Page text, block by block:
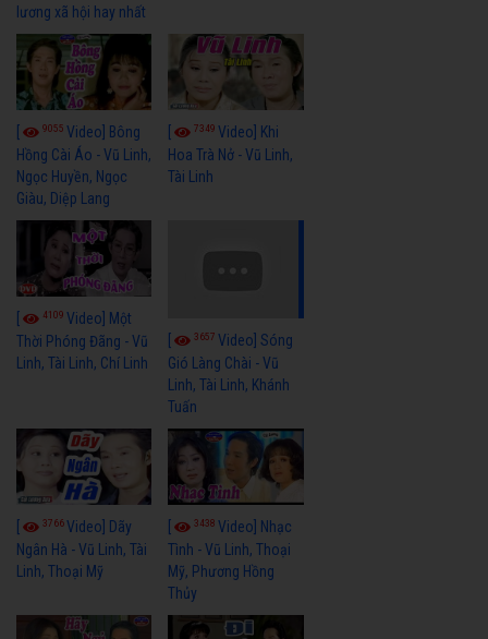
lương xã hội hay nhất
9055 Video] Bông
Hồng Cài Áo - Vũ Linh,
Ngọc Huyền, Ngọc
Giàu, Diệp Lang
7349Video] Khi
Hoa Trà Nở - Vũ Linh,
Tài Linh
4109 Video] Một
Thời Phóng Đãng - Vũ
Linh, Tài Linh, Chí Linh
3657Video] Sóng
Gió Làng Chài - Vũ
Linh, Tài Linh, Khánh
Tuấn
3766Video] Dãy
Ngân Hà - Vũ Linh, Tài
Linh, Thoại Mỹ
3438Video] Nhạc
Tình - Vũ Linh, Thoại
Mỹ, Phương Hồng
Thủy